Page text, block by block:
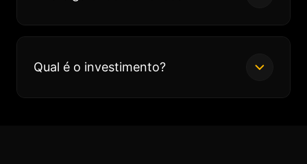
Qual é o investimento?